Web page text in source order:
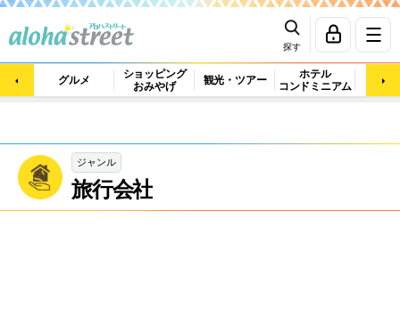
探す
グルメ
ショッピング
おみやげ
観光・ツアー
ホテル
コンドミニアム
マッ
ジャンル
旅行会社